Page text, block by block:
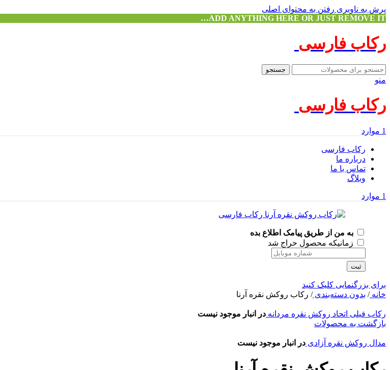
پرش به ناوبری رفتن به محتوای اصلی
ADD ANYTHING HERE OR JUST REMOVE IT…
رکاب فارسی
جستجو
منو
رکاب فارسی
1 موارد
رکاب فارسی
درباره ما
تماس با ما
وبلاگ
1 موارد
به من از طریق پیامک اطلاع بده
زمانیکه محصول حراج شد
ثبت
برای بزرگنمایی کلیک کنید
خانه/ بدون دسته‌بندی/ رکاب روکش نقره آرنا
رکاب فیلی اتحاد روکش نقره مردانه در انبار موجود نیست
بازگشت به محصولات
مدال روکش نقره آزادی در انبار موجود نیست